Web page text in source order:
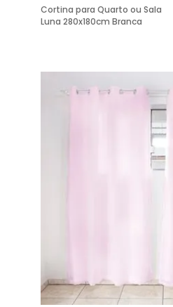
Cortina para Quarto ou Sala
Luna 280x180cm Branca